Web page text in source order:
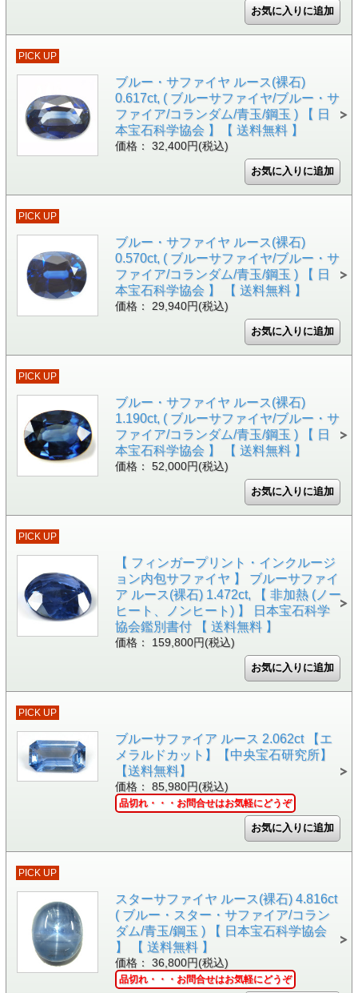
PICK UP
ブルー・サファイヤ ルース(裸石)
0.617ct, ( ブルーサファイヤ/ブルー・サ
ファイア/コランダム/青玉/鋼玉 ) 【 日
本宝石科学協会 】【 送料無料 】
価格： 32,400円(税込)
PICK UP
ブルー・サファイヤ ルース(裸石)
0.570ct, ( ブルーサファイヤ/ブルー・サ
ファイア/コランダム/青玉/鋼玉 ) 【 日
本宝石科学協会 】 【 送料無料 】
価格： 29,940円(税込)
PICK UP
ブルー・サファイヤ ルース(裸石)
1.190ct, ( ブルーサファイヤ/ブルー・サ
ファイア/コランダム/青玉/鋼玉 ) 【 日
本宝石科学協会 】 【 送料無料 】
価格： 52,000円(税込)
PICK UP
【 フィンガープリント・インクルージ
ョン内包サファイヤ 】 ブルーサファイ
ア ルース(裸石) 1.472ct, 【 非加熱 (ノー
ヒート、ノンヒート) 】 日本宝石科学
協会鑑別書付 【 送料無料 】
価格： 159,800円(税込)
PICK UP
ブルーサファイア ルース 2.062ct 【エ
メラルドカット】【中央宝石研究所】
【送料無料】
価格： 85,980円(税込)
品切れ・・・お問合せはお気軽にどうぞ
PICK UP
スターサファイヤ ルース(裸石) 4.816ct
( ブルー・スター・サファイア/コラン
ダム/青玉/鋼玉 ) 【 日本宝石科学協会
】 【 送料無料 】
価格： 36,800円(税込)
品切れ・・・お問合せはお気軽にどうぞ